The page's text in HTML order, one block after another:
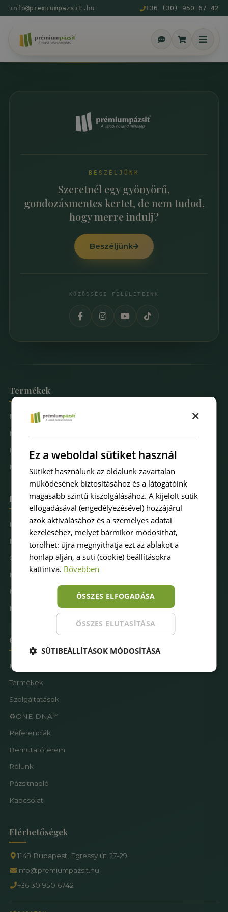
info@premiumpazsit.hu +36 (30) 950 67 42
BESZÉLJÜNK
Szeretnél egy gyönyörű,
gondozásmentes kertet, de nem tudod,
hogy merre indulj?
Beszéljünk
KÖZÖSSÉGI FELÜLETEINK
Termékek
Prémium Pázsit® Műfüvek
Mintarendelés
Fűfal Dekoráció
Műfűkarbantartás
Hova keresel pázsitot
Műfű kertbe
Műfű teraszra
Családbarát műfű
Műfű kutyásoknak
Műfűves sportpálya
Műfű játszótérre
Oldaltérkép
Főoldal
Termékek
Szolgáltatások
♻️ONE-DNA™
Referenciák
Bemutatóterem
Rólunk
Pázsitnapló
Kapcsolat
Elérhetőségek
1149 Budapest, Egressy út 27-29.
info@premiumpazsit.hu
+36 30 950 6742
×
Ez a weboldal sütiket használ
Sütiket használunk az oldalunk zavartalan
működésének biztosításához és a látogatóink
magasabb szintű kiszolgálásához. A kijelölt sütik
elfogadásával (engedélyezésével) hozzájárul
azok aktiválásához és a személyes adatai
kezeléséhez, melyet bármikor módosíthat,
törölhet: újra megnyithatja ezt az ablakot a
honlap alján, a süti (cookie) beállításokra
kattintva. Bővebben
ÖSSZES ELFOGADÁSA
ÖSSZES ELUTASÍTÁSA
SÜTIBEÁLLÍTÁSOK MÓDOSÍTÁSA